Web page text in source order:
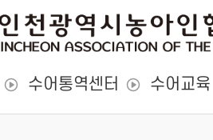
수어통역센터 수어교육